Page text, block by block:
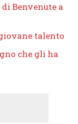
Benvenute a
talento
che gli ha